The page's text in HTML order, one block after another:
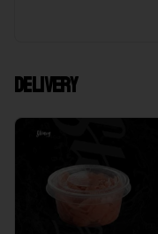
DELIVERY